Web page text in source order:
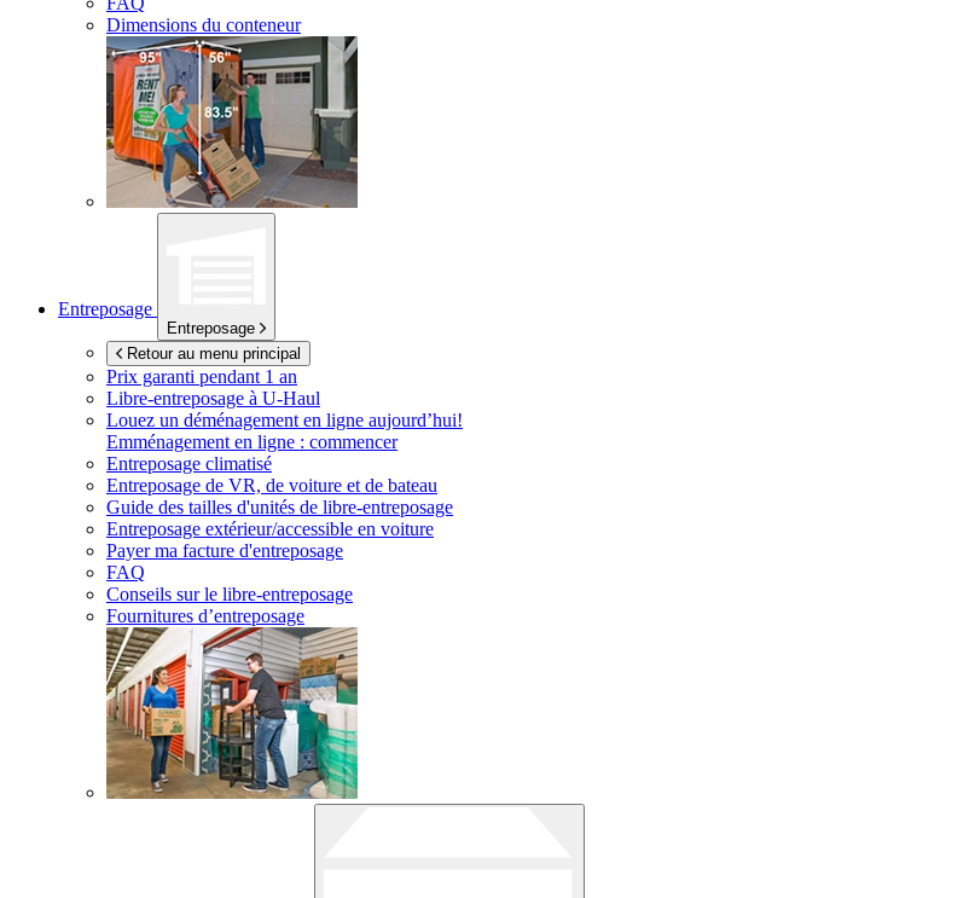
Dimensions du conteneur
Entreposage
Entreposage
Retour au menu principal
Prix garanti pendant 1 an
Libre-entreposage à U-Haul
Louez un déménagement en ligne aujourd’hui!
Emménagement en ligne : commencer
Entreposage climatisé
Entreposage de VR, de voiture et de bateau
Guide des tailles d'unités de libre-entreposage
Entreposage extérieur/accessible en voiture
Payer ma facture d'entreposage
FAQ
Conseils sur le libre-entreposage
Fournitures d’entreposage